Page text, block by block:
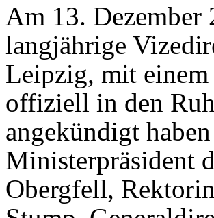
Am 13.
langjährige
Leipzig, mit
offiziell in den
angekündigt
Ministerpräsident
Obergfell,